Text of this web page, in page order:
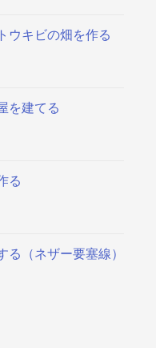
ウキビの畑を作る
を建てる
る
る（ネザー要塞線）